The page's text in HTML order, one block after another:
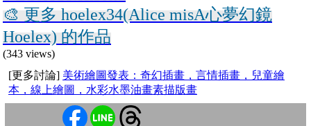
🎨 更多 hoelex34(Alice misA心夢幻鏡
Hoelex) 的作品
(343 views)
[更多討論] 美術繪圖發表：奇幻插畫，言情插畫，兒童繪
本，線上繪圖，水彩水墨油畫素描版畫